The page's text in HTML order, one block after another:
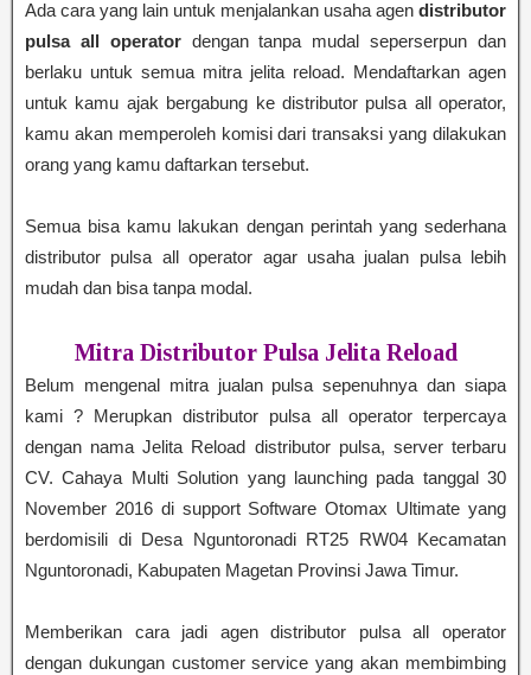
Ada cara yang lain untuk menjalankan usaha agen distributor
pulsa all operatordengan tanpa mudal seperserpun dan
berlaku untuk semua mitra jelita reload. Mendaftarkan agen
untuk kamu ajak bergabung ke distributor pulsa all operator,
kamu akan memperoleh komisi dari transaksi yang dilakukan
orang yang kamu daftarkan tersebut.
Semua bisa kamu lakukan dengan perintah yang sederhana
distributor pulsa all operator agar usaha jualan pulsa lebih
mudah dan bisa tanpa modal.
Mitra Distributor Pulsa Jelita Reload
Belum mengenal mitra jualan pulsa sepenuhnya dan siapa
kami ? Merupkan distributor pulsa all operator terpercaya
dengan nama Jelita Reload distributor pulsa, server terbaru
CV. Cahaya Multi Solution yang launching pada tanggal 30
November 2016 di support Software Otomax Ultimate yang
berdomisili di Desa Nguntoronadi RT25 RW04 Kecamatan
Nguntoronadi, Kabupaten Magetan Provinsi Jawa Timur.
Memberikan cara jadi agen distributor pulsa all operator
dengan dukungan customer service yang akan membimbing